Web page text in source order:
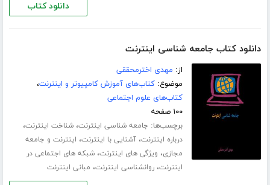
دانلود کتاب
دانلود کتاب جامعه شناسی اینترنت
از: مهدی اخترمحققی
موضوع:کتاب‌های آموزش کامپیوتر و اینترنت،
کتاب‌های علوم اجتماعی
۱۰۰ صفحه
برچسب‌ها: جامعه شناسی اینترنت،شناخت اینترنت،
درباره اینترنت،آشنایی با اینترنت، اینترنت و جامعه
مجازی، ویژگی های اینترنت،شبکه های اجتماعی در
اینترنت،روانشناسی اینترنت، مبانی اینترنت